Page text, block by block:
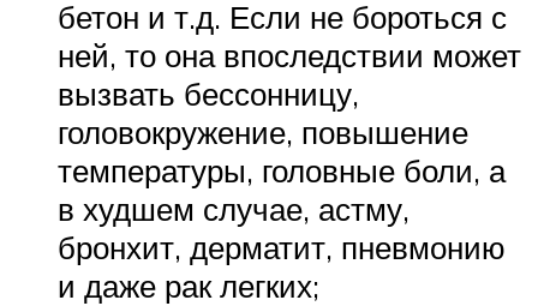
бетон и т.д. Если не бороться с
ней, то она впоследствии может
вызвать бессонницу,
головокружение, повышение
температуры, головные боли, а
в худшем случае, астму,
бронхит, дерматит, пневмонию
и даже рак легких;